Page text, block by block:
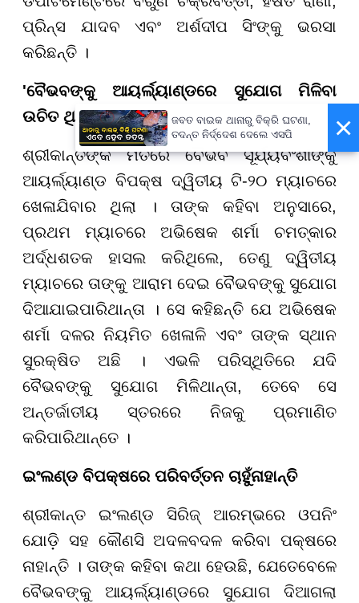
ପ୍ରିନ୍ସ ଯାଦବ ଏବଂ ଅର୍ଶଦୀପ ସିଂଙ୍କୁ ଭରସା
କରିଛନ୍ତି ।
'ବୈଭବଙ୍କୁ ଆୟର୍ଲ୍ୟାଣ୍ଡରେ ସୁଯୋଗ ମିଳିବା
ଉଚିତ ଥିଲା'
ଶ୍ରୀକାନ୍ତଙ୍କ ମତରେ ବୈଭବ ସୂର୍ଯ୍ୟବଂଶୀଙ୍କୁ
ଆୟର୍ଲ୍ୟାଣ୍ଡ ବିପକ୍ଷ ଦ୍ୱିତୀୟ ଟି-୨୦ ମ୍ୟାଚରେ
ଖେଳାଯିବାର ଥିଲା । ତାଙ୍କ କହିବା ଅନୁସାରେ,
ପ୍ରଥମ ମ୍ୟାଚରେ ଅଭିଷେକ ଶର୍ମା ଚମତ୍କାର
ଅର୍ଦ୍ଧଶତକ ହାସଲ କରିଥିଲେ, ତେଣୁ ଦ୍ୱିତୀୟ
ମ୍ୟାଚରେ ତାଙ୍କୁ ଆରାମ ଦେଇ ବୈଭବଙ୍କୁ ସୁଯୋଗ
ଦିଆଯାଇପାରିଥାନ୍ତା । ସେ କହିଛନ୍ତି ଯେ ଅଭିଷେକ
ଶର୍ମା ଦଳର ନିୟମିତ ଖେଳାଳି ଏବଂ ତାଙ୍କ ସ୍ଥାନ
ସୁରକ୍ଷିତ ଅଛି । ଏଭଳି ପରିସ୍ଥିତିରେ ଯଦି
ବୈଭବଙ୍କୁ ସୁଯୋଗ ମିଳିଥାନ୍ତା, ତେବେ ସେ
ଅନ୍ତର୍ଜାତୀୟ ସ୍ତରରେ ନିଜକୁ ପ୍ରମାଣିତ
କରିପାରିଥାନ୍ତେ ।
ଇଂଲଣ୍ଡ ବିପକ୍ଷରେ ପରିବର୍ତ୍ତନ ଚାହୁଁନାହାନ୍ତି
ଶ୍ରୀକାନ୍ତ ଇଂଲଣ୍ଡ ସିରିଜ୍ ଆରମ୍ଭରେ ଓପନିଂ
ଯୋଡ଼ି ସହ କୌଣସି ଅଦଳବଦଳ କରିବା ପକ୍ଷରେ
ନାହାନ୍ତି । ତାଙ୍କ କହିବା କଥା ହେଉଛି, ଯେତେବେଳେ
ବୈଭବଙ୍କୁ ଆୟର୍ଲ୍ୟାଣ୍ଡରେ ସୁଯୋଗ ଦିଆଗଲା
×
ଜବତ ବାଇକ ଥାନାରୁ ବିକ୍ରି ଘଟଣା,
ତଦନ୍ତ ନିର୍ଦ୍ଦେଶ ଦେଲେ ଏସପି